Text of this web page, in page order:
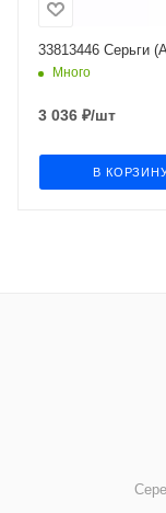
33813446 Серьги
Много
3 036 ₽/шт
В